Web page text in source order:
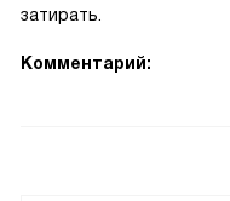
затирать.
Комментарий: